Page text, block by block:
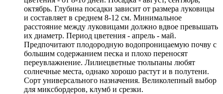
октябрь. Глубина посадки зависит от размера луковицы
и составляет в среднем 8-12 см. Минимальное
расстояние между луковицами должно вдвое превышать
их диаметр. Период цветения - апрель - май.
Предпочитают плодородную водопроницаемую почву с
большим содержанием песка и плохо переносят
переувлажнение. Лилиецветные тюльпаны любят
солнечные места, однако хорошо растут и в полутени.
Сорт универсального назначения. Великолепный выбор
для миксбордеров, клумб и срезки.